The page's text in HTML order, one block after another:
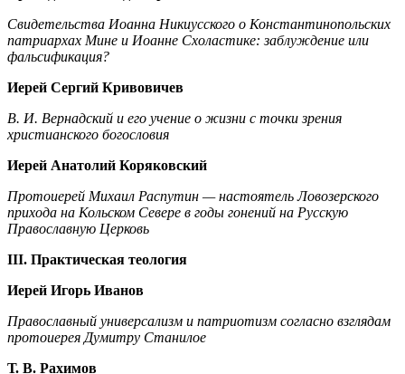
Свидетельства Иоанна Никиусского о Константинопольских
патриархах Мине и Иоанне Схоластике: заблуждение или
фальсификация?
Иерей Сергий Кривовичев
В. И. Вернадский и его учение о жизни с точки зрения
христианского богословия
Иерей Анатолий Коряковский
Протоиерей Михаил Распутин — настоятель Ловозерского
прихода на Кольском Севере в годы гонений на Русскую
Православную Церковь
III. Практическая теология
Иерей Игорь Иванов
Православный универсализм и патриотизм согласно взглядам
протоиерея Думитру Станилое
Т. В. Рахимов